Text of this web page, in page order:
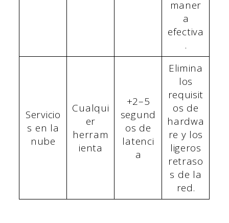
maner
a
efectiva
.
Servicio
s en la
nube
Cualqui
er
herram
ienta
+2–5
segund
os de
latenci
a
Elimina
los
requisit
os de
hardwa
re y los
ligeros
retraso
s de la
red.